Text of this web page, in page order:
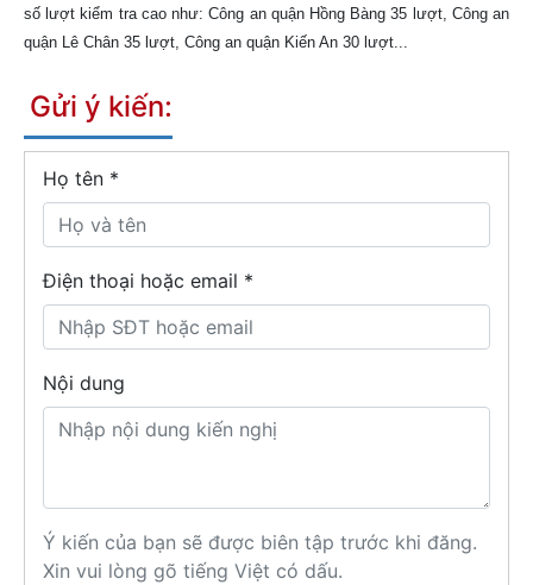
số lượt kiểm tra cao như: Công an quận Hồng Bàng 35 lượt, Công an
quận Lê Chân 35 lượt, Công an quận Kiến An 30 lượt...
Gửi ý kiến:
Họ tên *
Điện thoại hoặc email *
Nội dung
Ý kiến của bạn sẽ được biên tập trước khi đăng.
Xin vui lòng gõ tiếng Việt có dấu.